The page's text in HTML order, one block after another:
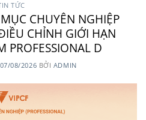
TỨC
CHUYÊN NGHIỆP
CHỈNH GIỚI HẠN
D
07/08/2026 BỞI ADMIN